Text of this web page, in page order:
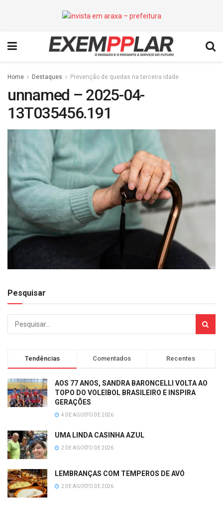
Home Destaques Prevenção de quedas na terceira idade
unnamed – 2025-04-
13T035456.191
Pesquisar
Tendências Comentados Recentes
AOS 77 ANOS, SANDRA BARONCELLI VOLTA AO
TOPO DO VOLEIBOL BRASILEIRO E INSPIRA
GERAÇÕES
4 DE AGOSTO DE 2026
UMA LINDA CASINHA AZUL
2 DE AGOSTO DE 2026
LEMBRANÇAS COM TEMPEROS DE AVÓ
2 DE AGOSTO DE 2026